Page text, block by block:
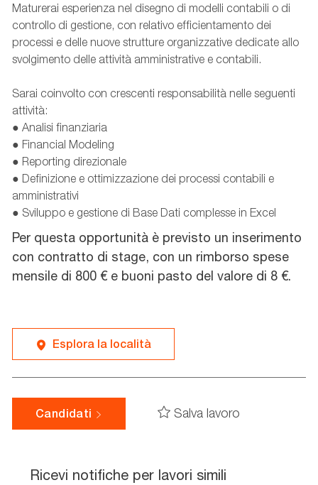
Maturerai esperienza nel disegno di modelli contabili o di
controllo di gestione, con relativo efficientamento dei
processi e delle nuove strutture organizzative dedicate allo
svolgimento delle attività amministrative e contabili.
Sarai coinvolto con crescenti responsabilità nelle seguenti
attività:
● Analisi finanziaria
● Financial Modeling
● Reporting direzionale
● Definizione e ottimizzazione dei processi contabili e
amministrativi
● Sviluppo e gestione di Base Dati complesse in Excel
Per questa opportunità è previsto un inserimento
con contratto di stage, con un rimborso spese
mensile di 800 € e buoni pasto del valore di 8 €.
Esplora la località
Candidati Salva lavoro
Ricevi notifiche per lavori simili